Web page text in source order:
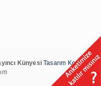
KünyesiTasarım Kodlama